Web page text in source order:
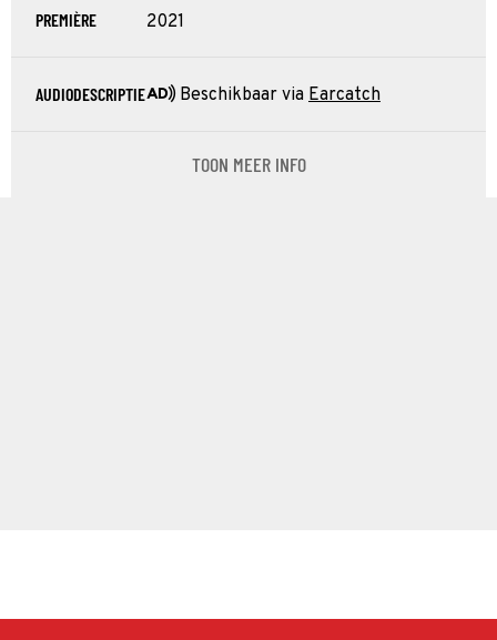
PREMIÈRE 2021
AUDIODESCRIPTIE Beschikbaar via Earcatch
TOON MEER INFO